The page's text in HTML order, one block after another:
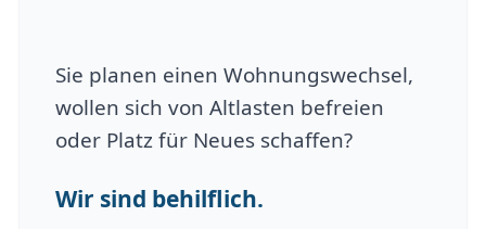
Sie planen einen Wohnungswechsel,
wollen sich von Altlasten befreien
oder Platz für Neues schaffen?
Wir sind behilflich.